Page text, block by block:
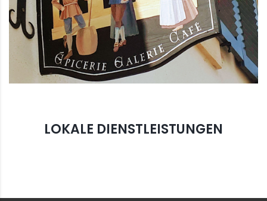
LOKALE DIENSTLEISTUNGEN